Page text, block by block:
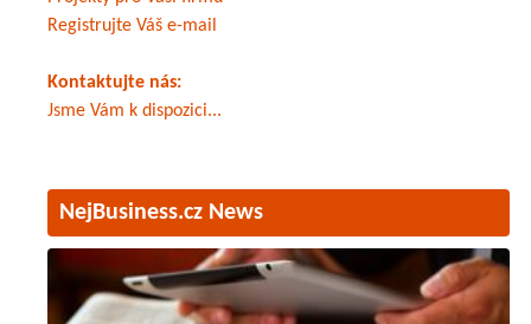
Registrujte Váš e-mail
Kontaktujte nás:
Jsme Vám k dispozici...
NejBusiness.cz News